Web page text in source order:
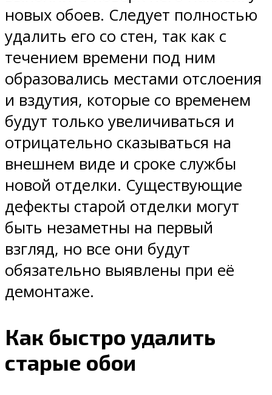
новых обоев. Следует полностью
удалить его со стен, так как с
течением времени под ним
образовались местами отслоения
и вздутия, которые со временем
будут только увеличиваться и
отрицательно сказываться на
внешнем виде и сроке службы
новой отделки. Существующие
дефекты старой отделки могут
быть незаметны на первый
взгляд, но все они будут
обязательно выявлены при её
демонтаже.
Как быстро удалить
старые обои